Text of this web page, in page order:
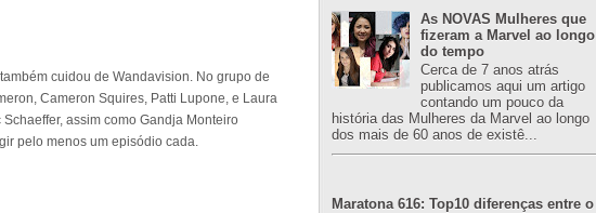
cuidou de Wandavision. No grupo de
Cameron Squires, Patti Lupone, e Laura
assim como Gandja Monteiro
pelo menos um episódio cada.
As NOVAS Mulheres que
fizeram a Marvel ao longo
do tempo
Cerca de 7 anos atrás
publicamos aqui um artigo
contando um pouco da
história das Mulheres da Marvel ao longo
dos mais de 60 anos de existê...
Maratona 616: Top10 diferenças entre o